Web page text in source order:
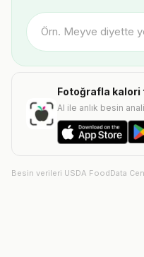
Fotoğrafla kalori
AI ile anlık besin
Besin verileri USDA FoodData